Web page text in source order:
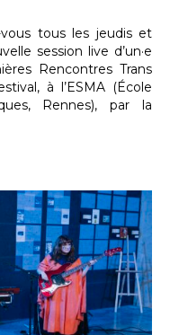
tous les jeudis et
session live d’un·e
Rencontres Trans
à l’ESMA (École
Rennes), par la